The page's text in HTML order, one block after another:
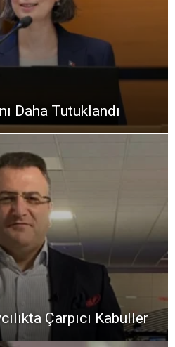
Daha Tutuklandı
Çarpıcı Kabuller